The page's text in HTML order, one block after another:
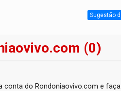
Sugestão
(0)
conta do Rondoniaovivo.com e